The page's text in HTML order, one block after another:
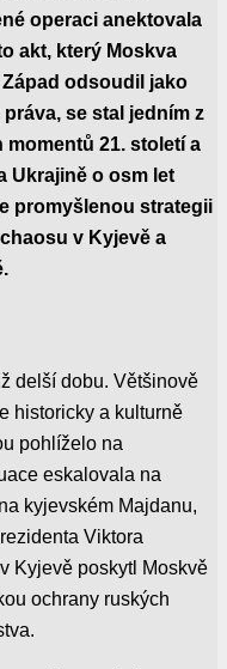
operaci anektovala
akt, který Moskva
odsoudil jako
se stal jedním z
21. století a
Ukrajině o osm let
promyšlenou strategii
v Kyjevě a
delší dobu. Většinově
historicky a kulturně
pohlíželo na
eskalovala na
kyjevském Majdanu,
Viktora
Kyjevě poskytl Moskvě
ochrany ruských